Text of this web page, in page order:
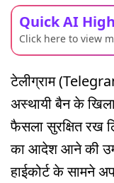
Quick AI
Click here to view
टेलीग्राम
अस्थायी बैन के
फैसला सुरक्षित रख
का आदेश आने की
हाईकोर्ट के सामने